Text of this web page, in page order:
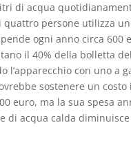
di acqua
quattro persone utilizza
ogni anno circa 600
il 40% della bolletta
l’apparecchio con uno a
sostenere un
euro, ma la sua spesa
di acqua calda